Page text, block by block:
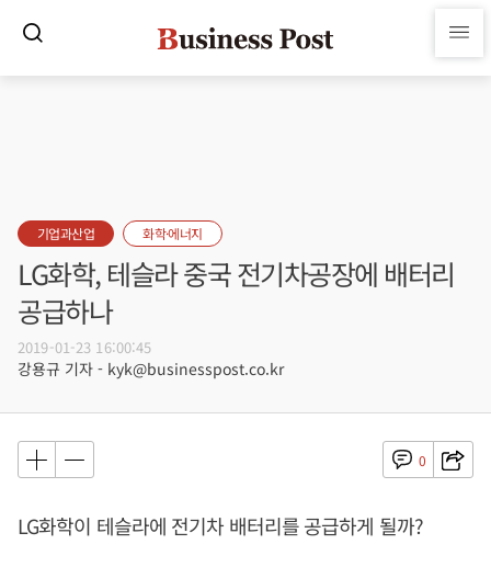
기업과산업 화학·에너지
LG화학, 테슬라 중국 전기차공장에 배터리
공급하나
2019-01-23 16:00:45
강용규 기자 - kyk@businesspost.co.kr
0
LG화학이 테슬라에 전기차 배터리를 공급하게 될까?